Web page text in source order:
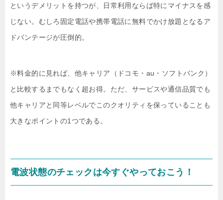
というデメリットを持つが、日常利用ならば特にマイナスを感
じない。むしろ固定電話や携帯電話に無料でかけ放題となるア
ドバンテージが圧倒的。
※料金的に見れば、他キャリア（ドコモ・au・ソフトバンク）
と比較するまでもなく超お得。ただ、サービスや通信品質でも
他キャリアと同等レベルでこのクオリティを保っていることも
大きなポイントの1つである。
電波状態のチェックは今すぐやっておこう！